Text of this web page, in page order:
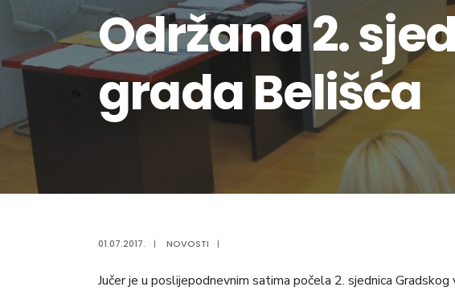
Održana 2.
grada Belišća
01.07.2017. | NOVOSTI |
Jučer je u poslijepodnevnim satima počela 2. sjednica Gradskog